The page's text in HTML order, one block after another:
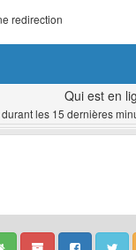
redirection
Qui est en
les 15 dernières